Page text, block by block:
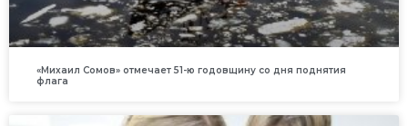
«Михаил Сомов» отмечает 51-ю годовщину со дня поднятия
флага